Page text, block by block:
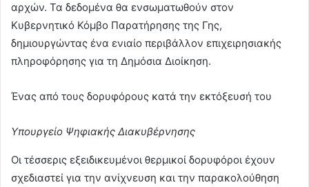
αρχών. Τα δεδομένα θα ενσωματωθούν στον
Κυβερνητικό Κόμβο Παρατήρησης της Γης,
δημιουργώντας ένα ενιαίο περιβάλλον επιχειρησιακής
πληροφόρησης για τη Δημόσια Διοίκηση.
Ένας από τους δορυφόρους κατά την εκτόξευσή του
Υπουργείο Ψηφιακής Διακυβέρνησης
Οι τέσσερις εξειδικευμένοι θερμικοί δορυφόροι έχουν
σχεδιαστεί για την ανίχνευση και την παρακολούθηση